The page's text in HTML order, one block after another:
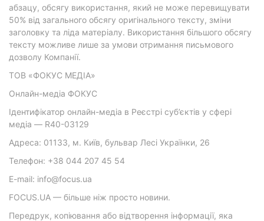
абзацу, обсягу використання, який не може перевищувати
50% від загального обсягу оригінального тексту, зміни
заголовку та ліда матеріалу. Використання більшого обсягу
тексту можливе лише за умови отримання письмового
дозволу Компанії.
ТОВ «ФОКУС МЕДІА»
Онлайн-медіа ФОКУС
Ідентифікатор онлайн-медіа в Реєстрі суб’єктів у сфері
медіа — R40-03129
Адреса: 01133, м. Київ, бульвар Лесі Українки, 26
Телефон: +38 044 207 45 54
E-mail: info@focus.ua
FOCUS.UA — більше ніж просто новини.
Передрук, копіювання або відтворення інформації, яка